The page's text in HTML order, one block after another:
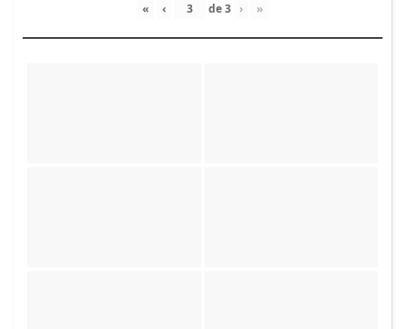
« ‹ de3 › »